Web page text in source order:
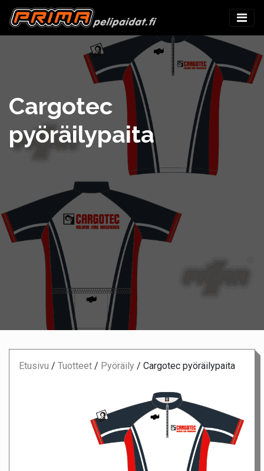
Cargotec
pyöräilypaita
Etusivu / Tuotteet / Pyöräily / Cargotec pyöräilypaita